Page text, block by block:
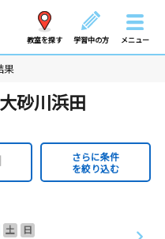
教室を探す 学習中の方 メニュー
果
砂川浜田
さらに条件
を絞り込む
土
日